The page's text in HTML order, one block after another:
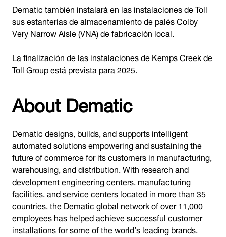
Dematic también instalará en las instalaciones de Toll
sus estanterías de almacenamiento de palés Colby
Very Narrow Aisle (VNA) de fabricación local.
La finalización de las instalaciones de Kemps Creek de
Toll Group está prevista para 2025.
About Dematic
Dematic designs, builds, and supports intelligent
automated solutions empowering and sustaining the
future of commerce for its customers in manufacturing,
warehousing, and distribution. With research and
development engineering centers, manufacturing
facilities, and service centers located in more than 35
countries, the Dematic global network of over 11,000
employees has helped achieve successful customer
installations for some of the world’s leading brands.